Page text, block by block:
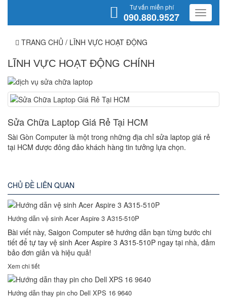
Tư vấn miễn phí
090.880.9527
TRANG CHỦ / LĨNH VỰC HOẠT ĐỘNG
LĨNH VỰC HOẠT ĐỘNG CHÍNH
Sửa Chữa Laptop Giá Rẻ Tại HCM
Sài Gòn Computer là một trong những địa chỉ sửa laptop giá rẻ
tại HCM được đông đảo khách hàng tin tưởng lựa chọn.
CHỦ ĐỀ LIÊN QUAN
Hướng dẫn vệ sinh Acer Aspire 3 A315-510P
Bài viết này, Saigon Computer sẽ hướng dẫn bạn từng bước chi
tiết để tự tay vệ sinh Acer Aspire 3 A315-510P ngay tại nhà, đảm
bảo đơn giản và hiệu quả!
Xem chi tiết
Hướng dẫn thay pin cho Dell XPS 16 9640